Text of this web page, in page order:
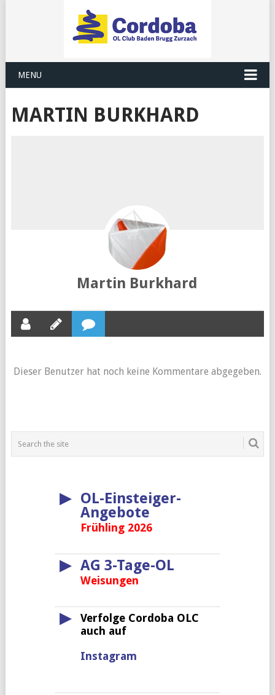
MENU
MARTIN BURKHARD
Martin Burkhard
Dieser Benutzer hat noch keine Kommentare abgegeben.
▶
OL-Einsteiger-
Angebote
Frühling 2026
▶ AG 3-Tage-OL
Weisungen
▶
Verfolge Cordoba OLC
auch auf
Instagram